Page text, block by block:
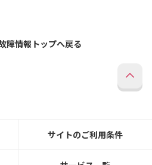
障情報トップへ戻る
サイトのご利用条件